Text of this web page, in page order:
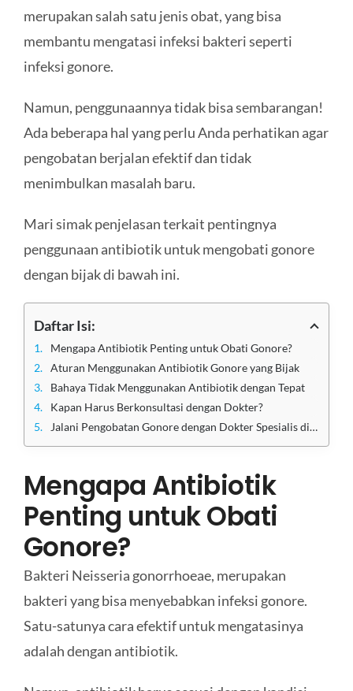
merupakan salah satu jenis obat, yang bisa
membantu mengatasi infeksi bakteri seperti
infeksi gonore.
Namun, penggunaannya tidak bisa sembarangan!
Ada beberapa hal yang perlu Anda perhatikan agar
pengobatan berjalan efektif dan tidak
menimbulkan masalah baru.
Mari simak penjelasan terkait pentingnya
penggunaan antibiotik untuk mengobati gonore
dengan bijak di bawah ini.
Daftar Isi:
Mengapa Antibiotik Penting untuk Obati Gonore?
Aturan Menggunakan Antibiotik Gonore yang Bijak
Bahaya Tidak Menggunakan Antibiotik dengan Tepat
Kapan Harus Berkonsultasi dengan Dokter?
Jalani Pengobatan Gonore dengan Dokter Spesialis di Klinik Utama Sentosa
Mengapa Antibiotik
Penting untuk Obati
Gonore?
Bakteri Neisseria gonorrhoeae, merupakan
bakteri yang bisa menyebabkan infeksi gonore.
Satu-satunya cara efektif untuk mengatasinya
adalah dengan antibiotik.